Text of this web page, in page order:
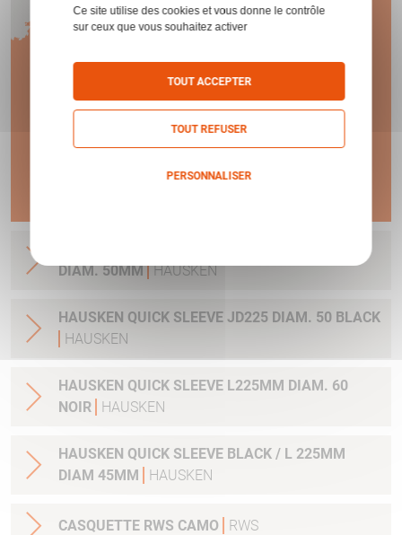
1 AN
DE GARANTIE !
En savoir plus
DIAM. 50MM HAUSKEN
HAUSKEN QUICK SLEEVE JD225 DIAM. 50 BLACK
HAUSKEN
HAUSKEN QUICK SLEEVE L225MM DIAM. 60
NOIR
HAUSKEN
HAUSKEN QUICK SLEEVE BLACK / L 225MM
DIAM 45MM
HAUSKEN
CASQUETTE RWS CAMO RWS
Ce site utilise des cookies et vous donne le contrôle
sur ceux que vous souhaitez activer
TOUT ACCEPTER
TOUT REFUSER
PERSONNALISER